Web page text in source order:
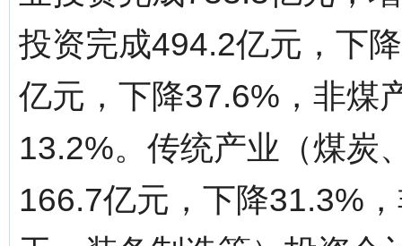
投资完成494.2亿元，下
亿元，下降37.6%，非煤
13.2%。传统产业（煤炭
166.7亿元，下降31.3%